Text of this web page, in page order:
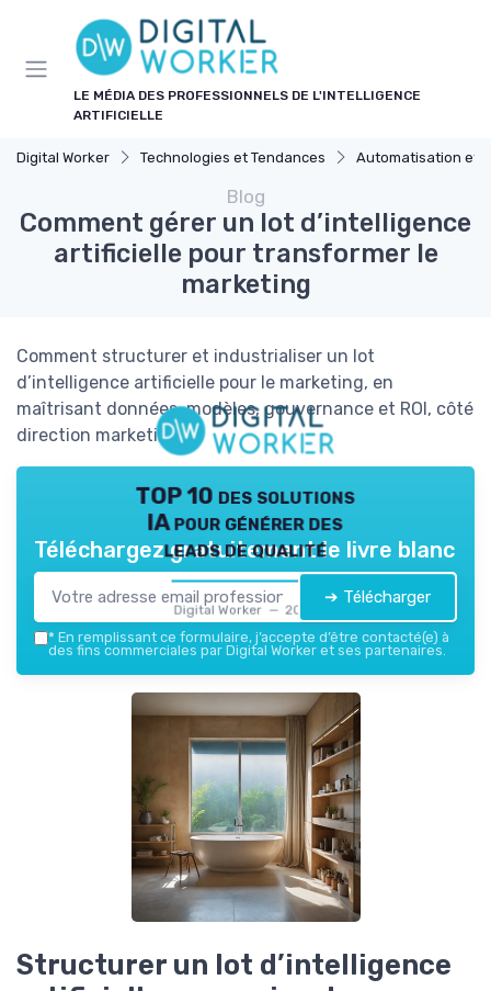
LE MÉDIA DES PROFESSIONNELS DE L'INTELLIGENCE
ARTIFICIELLE
Digital Worker Technologies et Tendances Automatisation et
Blog
Comment gérer un lot d’intelligence
artificielle pour transformer le
marketing
Comment structurer et industrialiser un lot
d’intelligence artificielle pour le marketing, en
maîtrisant données, modèles, gouvernance et ROI, côté
direction marketing.
TOP 10 des solutions
IA pour générer des
leads de qualité
Digital Worker — 2026
Téléchargez gratuitement le livre blanc
➔ Télécharger
* En remplissant ce formulaire, j’accepte d’être contacté(e) à
des fins commerciales par Digital Worker et ses partenaires.
Structurer un lot d’intelligence